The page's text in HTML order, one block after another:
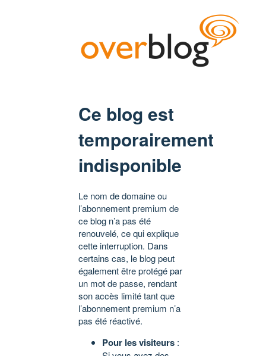
Ce blog est
temporairement
indisponible
Le nom de domaine ou
l’abonnement premium de
ce blog n’a pas été
renouvelé, ce qui explique
cette interruption. Dans
certains cas, le blog peut
également être protégé par
un mot de passe, rendant
son accès limité tant que
l’abonnement premium n’a
pas été réactivé.
Pour les visiteurs :